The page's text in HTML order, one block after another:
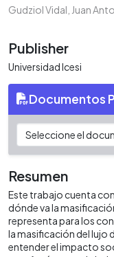
Gudziol Vidal, Juan
Publisher
Universidad Icesi
Documentos
Resumen
Este trabajo cuenta
dónde va la
representa para los
la masificación del lujo
entender el impacto